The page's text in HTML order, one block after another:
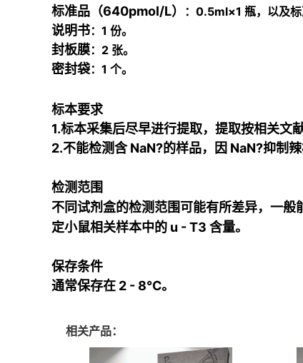
标准品（640pmol/L） ：0.5ml×1 瓶，以及标
说明书：1 份。
封板膜：2 张。
密封袋：1 个。
标本要求
1.标本采集后尽早进行提取，提取按相关文
2.不能检测含 NaN?的样品，因 NaN?抑制
检测范围
不同试剂盒的检测范围可能有所差异，一
定小鼠相关样本中的 u - T3 含量。
保存条件
通常保存在 2 - 8℃。
相关产品：